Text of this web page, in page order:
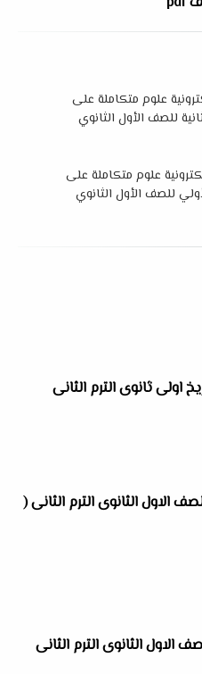
علوم متكاملة على
للصف الأول الثانوي
علوم متكاملة على
للصف الأول الثانوي
اولى ثانوى الترم الثانى
الاول الثانوى الترم الثانى (
الاول الثانوى الترم الثانى